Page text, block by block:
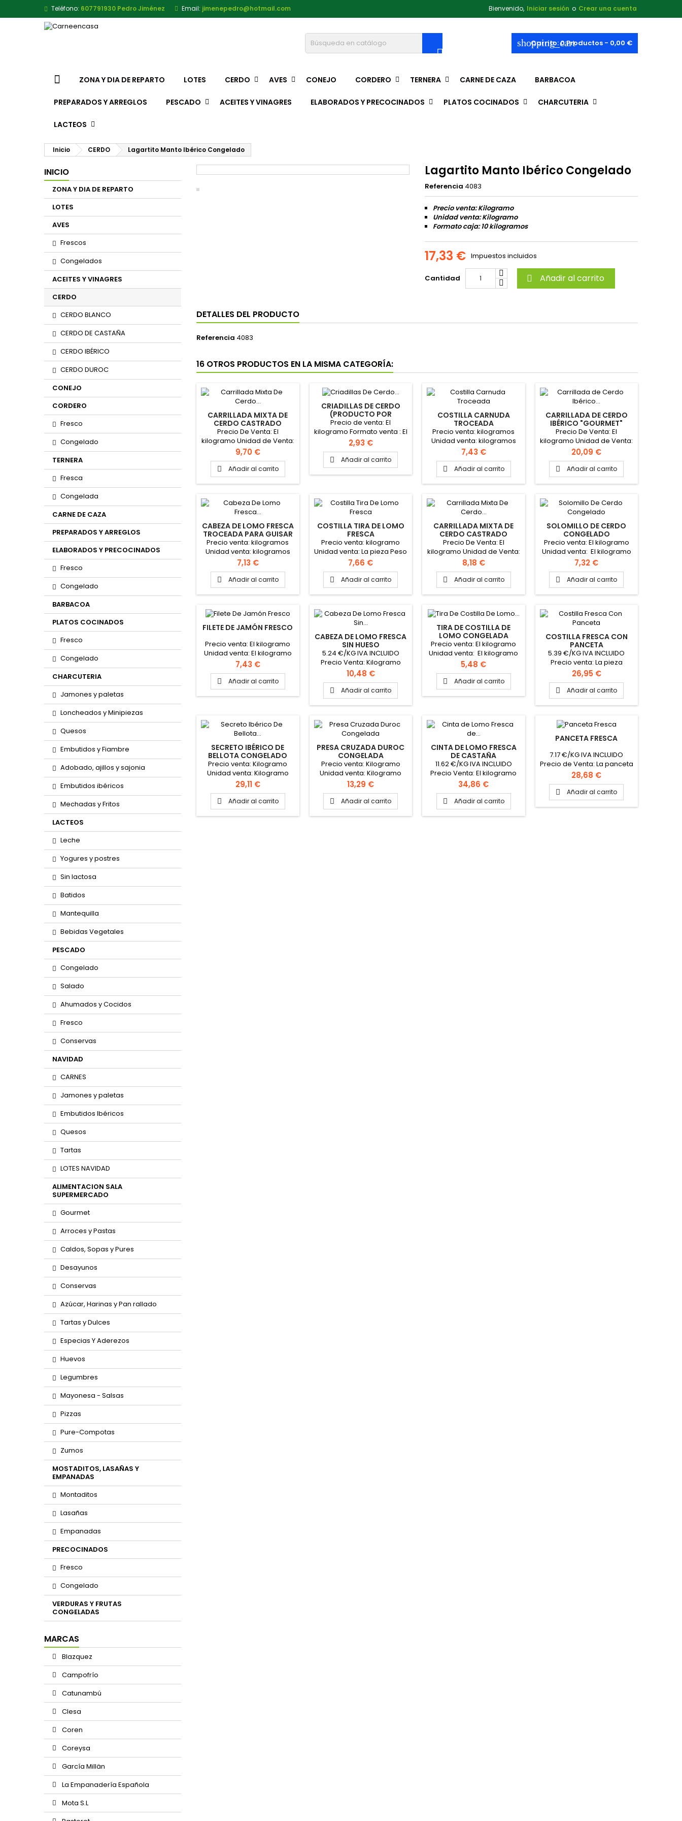
Teléfono: 607791930 Pedro Jiménez Email: jimenepedro@hotmail.com Bienvenido, Iniciar sesión o Crear una cuenta
shopping_cart
Carrito:0Productos - 0,00 €

ZONA Y DIA DE REPARTO LOTES CERDO AVES CONEJO CORDERO TERNERA CARNE DE CAZA BARBACOA
PREPARADOS Y ARREGLOS PESCADO ACEITES Y VINAGRES ELABORADOS Y PRECOCINADOS PLATOS COCINADOS CHARCUTERIA
LACTEOS
Inicio CERDO Lagartito Manto Ibérico Congelado
INICIO
ZONA Y DIA DE REPARTO
LOTES
AVES
Frescos
Congelados
ACEITES Y VINAGRES
CERDO
CERDO BLANCO
CERDO DE CASTAÑA
CERDO IBÉRICO
CERDO DUROC
CONEJO
CORDERO
Fresco
Congelado
TERNERA
Fresca
Congelada
CARNE DE CAZA
PREPARADOS Y ARREGLOS
ELABORADOS Y PRECOCINADOS
Fresco
Congelado
BARBACOA
PLATOS COCINADOS
Fresco
Congelado
CHARCUTERIA
Jamones y paletas
Loncheados y Minipiezas
Quesos
Embutidos y Fiambre
Adobado, ajillos y sajonia
Embutidos ibéricos
Mechadas y Fritos
LACTEOS
Leche
Yogures y postres
Sin lactosa
Batidos
Mantequilla
Bebidas Vegetales
PESCADO
Congelado
Salado
Ahumados y Cocidos
Fresco
Conservas
NAVIDAD
CARNES
Jamones y paletas
Embutidos Ibéricos
Quesos
Tartas
LOTES NAVIDAD
ALIMENTACION SALA
SUPERMERCADO
Gourmet
Arroces y Pastas
Caldos, Sopas y Pures
Desayunos
Conservas
Azúcar, Harinas y Pan rallado
Tartas y Dulces
Especias Y Aderezos
Huevos
Legumbres
Mayonesa - Salsas
Pizzas
Pure-Compotas
Zumos
MOSTADITOS, LASAÑAS Y
EMPANADAS
Montaditos
Lasañas
Empanadas
PRECOCINADOS
Fresco
Congelado
VERDURAS Y FRUTAS
CONGELADAS
MARCAS
Blazquez
Campofrío
Catunambú
Clesa
Coren
Coreysa
García Millän
La Empanadería Española
Mota S.L
Lagartito Manto Ibérico Congelado
Referencia 4083
Precio venta: Kilogramo
Unidad venta: Kilogramo
Formato caja: 10 kilogramos
17,33 € Impuestos incluidos
Cantidad  Añadir al carrito
DETALLES DEL PRODUCTO
Referencia 4083
16 OTROS PRODUCTOS EN LA MISMA CATEGORÍA:
CARRILLADA MIXTA DE
CERDO CASTRADO
FRESCA "FRIBÍN"
Precio De Venta: El
kilogramo Unidad de Venta:
El Kilogramo PINCHAR AQUÍ
PARA VER FICHA TÉCNICA
Precio
9,70 €
 Añadir al carrito
CRIADILLAS DE CERDO
(PRODUCTO POR
ENCARGO)
Precio de venta: El
kilogramo Formato venta : El
kilogramo
Precio
2,93 €
 Añadir al carrito
COSTILLA CARNUDA
TROCEADA
Precio venta: kilogramos
Unidad venta: kilogramos
Formato Cortado y
envasado según
necesidad del cliente
Precio
7,43 €
 Añadir al carrito
CARRILLADA DE CERDO
IBÉRICO "GOURMET"
Precio De Venta: El
kilogramo Unidad de Venta:
El Kilogramo Formato caja:
10 kilogramos PINCHAR AQUÍ
PARA VER FICHA TÉCNICA
Precio
20,09 €
 Añadir al carrito
CABEZA DE LOMO FRESCA
TROCEADA PARA GUISAR
(ESTOFADO-CALDERETA)
Precio venta: kilogramos
Unidad venta: kilogramos
Formato Cortado y
envasado según
necesidad del cliente
Precio
7,13 €
 Añadir al carrito
COSTILLA TIRA DE LOMO
FRESCA
Precio venta: kilogramo
Unidad venta: La pieza Peso
aproximado la pieza 1
kilogramo
Precio
7,66 €
 Añadir al carrito
CARRILLADA MIXTA DE
CERDO CASTRADO
CONGELADA "FRIBÍN"
Precio De Venta: El
kilogramo Unidad de Venta:
El Kilogramo Formato caja:
10 kilogramos
Precio
8,18 €
 Añadir al carrito
SOLOMILLO DE CERDO
CONGELADO
Precio venta: El kilogramo
Unidad venta: El kilogramo
o la necesidad del cliente
Peso aproximado del
solomillo 500 gramos
Formato caja: 6 Kilogramos
Precio
7,32 €
 Añadir al carrito
FILETE DE JAMÓN FRESCO
Precio venta: El kilogramo
Unidad venta: El kilogramo
Formato: Cortado y
envasado según
necesidad del cliente
Precio
7,43 €
 Añadir al carrito
CABEZA DE LOMO FRESCA
SIN HUESO
5.24 €/KG IVA INCLUIDO
Precio Venta: Kilogramo
Unidad de Venta: La cabeza
Peso aproximado: 2 kg
PINCHAR AQUÍ PARA VER
FICHA TÉCNICA
Precio
10,48 €
 Añadir al carrito
TIRA DE COSTILLA DE
LOMO CONGELADA
Precio venta: El kilogramo
Unidad venta: El kilogramo
Peso aproximado de la
costilla: 1 kg
Precio
5,48 €
 Añadir al carrito
COSTILLA FRESCA CON
PANCETA
5.39 €/KG IVA INCLUIDO
Precio venta: La pieza
Unidad de venta: La pieza
Peso aproximado: 5
kilogramos
Precio
26,95 €
 Añadir al carrito
SECRETO IBÉRICO DE
BELLOTA CONGELADO
(BLAQUEZ)
Precio venta: Kilogramo
Unidad venta: Kilogramo
Formato caja: 5 kilogramos
Precio
29,11 €
 Añadir al carrito
PRESA CRUZADA DUROC
CONGELADA
Precio venta: Kilogramo
Unidad venta: Kilogramo
Formato caja: 10 kilogramos
PINCHAR AQUÍ PARA VER
FICHA TÉCNICA
Precio
13,29 €
 Añadir al carrito
CINTA DE LOMO FRESCA
DE CASTAÑA
11.62 €/KG IVA INCLUIDO
Precio Venta: El kilogramo
Unidad de Venta: La Cinta
Peso aproximado: 3
Kilogramos
Precio
34,86 €
 Añadir al carrito
PANCETA FRESCA
7.17 €/KG IVA INCLUIDO
Precio de Venta: La panceta
Unidad de Venta: La
panceta Peso aproximado
panceta: 4 kg
Precio
28,68 €
 Añadir al carrito